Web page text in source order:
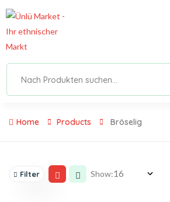
Home Products Bröselig
Filter Show: